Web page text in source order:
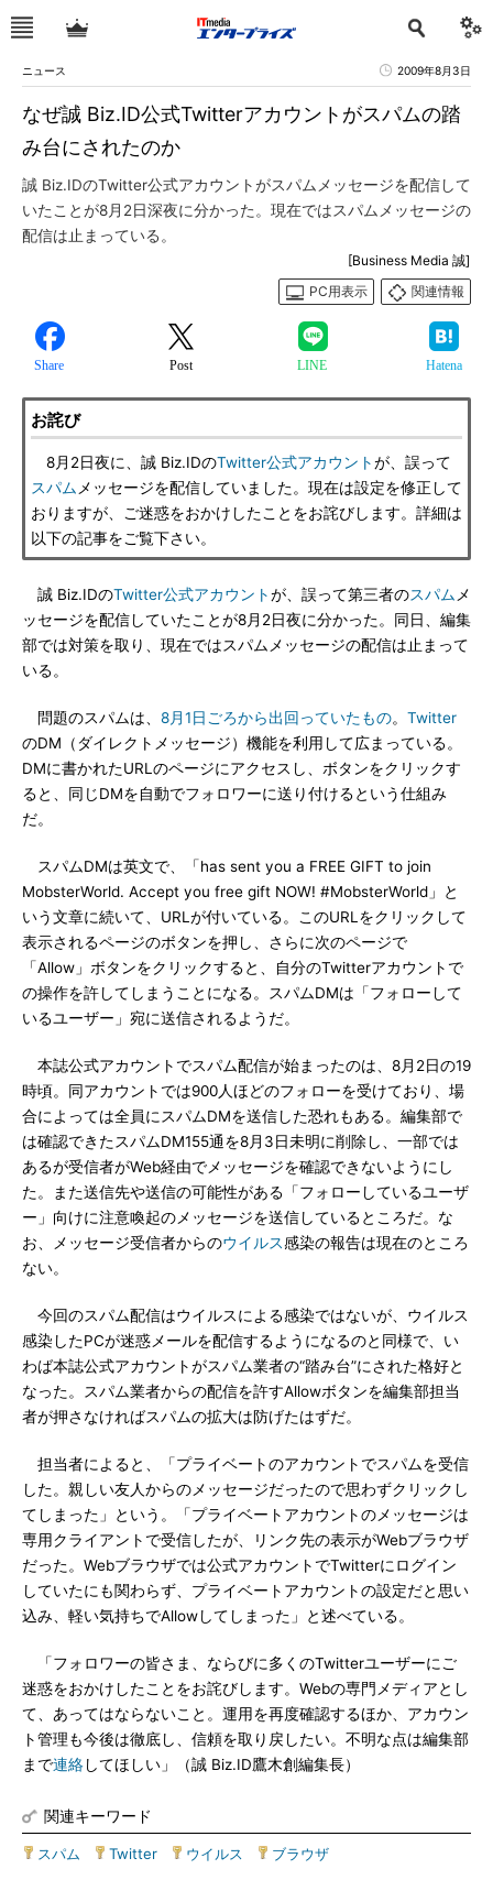
ニュース 2009年8月3日
なぜ誠 Biz.ID公式Twitterアカウントがスパムの踏
み台にされたのか
誠 Biz.IDのTwitter公式アカウントがスパムメッセージを配信して
いたことが8月2日深夜に分かった。現在ではスパムメッセージの
配信は止まっている。
[Business Media 誠]
PC用表示
関連情報
Share Post LINE Hatena
お詫び
8月2日夜に、誠 Biz.IDのTwitter公式アカウントが、誤って
スパム メッセージを配信していました。現在は設定を修正して
おりますが、ご迷惑をおかけしたことをお詫びします。詳細は
以下の記事をご覧下さい。
誠 Biz.IDのTwitter公式アカウントが、誤って第三者のスパム メ
ッセージを配信していたことが8月2日夜に分かった。同日、編集
部では対策を取り、現在ではスパムメッセージの配信は止まって
いる。
問題のスパムは、 8月1日ごろから出回っていたもの。 Twitter
のDM（ダイレクトメッセージ）機能を利用して広まっている。
DMに書かれたURLのページにアクセスし、ボタンをクリックす
ると、同じDMを自動でフォロワーに送り付けるという仕組み
だ。
スパムDMは英文で、「has sent you a FREE GIFT to join
MobsterWorld. Accept you free gift NOW! #MobsterWorld」と
いう文章に続いて、URLが付いている。このURLをクリックして
表示されるページのボタンを押し、さらに次のページで
「Allow」ボタンをクリックすると、自分のTwitterアカウントで
の操作を許してしまうことになる。スパムDMは「フォローして
いるユーザー」宛に送信されるようだ。
本誌公式アカウントでスパム配信が始まったのは、8月2日の19
時頃。同アカウントでは900人ほどのフォローを受けており、場
合によっては全員にスパムDMを送信した恐れもある。編集部で
は確認できたスパムDM155通を8月3日未明に削除し、一部では
あるが受信者がWeb経由でメッセージを確認できないようにし
た。また送信先や送信の可能性がある「フォローしているユーザ
ー」向けに注意喚起のメッセージを送信しているところだ。な
お、メッセージ受信者からのウイルス感染の報告は現在のところ
ない。
今回のスパム配信はウイルスによる感染ではないが、ウイルス
感染したPCが迷惑メールを配信するようになるのと同様で、い
わば本誌公式アカウントがスパム業者の“踏み台”にされた格好と
なった。スパム業者からの配信を許すAllowボタンを編集部担当
者が押さなければスパムの拡大は防げたはずだ。
担当者によると、「プライベートのアカウントでスパムを受信
した。親しい友人からのメッセージだったので思わずクリックし
てしまった」という。「プライベートアカウントのメッセージは
専用クライアントで受信したが、リンク先の表示がWebブラウザ
だった。Webブラウザでは公式アカウントでTwitterにログイン
していたにも関わらず、プライベートアカウントの設定だと思い
込み、軽い気持ちでAllowしてしまった」と述べている。
「フォロワーの皆さま、ならびに多くのTwitterユーザーにご
迷惑をおかけしたことをお詫びします。Webの専門メディアとし
て、あってはならないこと。運用を再度確認するほか、アカウン
ト管理も今後は徹底し、信頼を取り戻したい。不明な点は編集部
まで連絡してほしい」（誠 Biz.ID鷹木創編集長）
関連キーワード
スパム Twitter ウイルス ブラウザ